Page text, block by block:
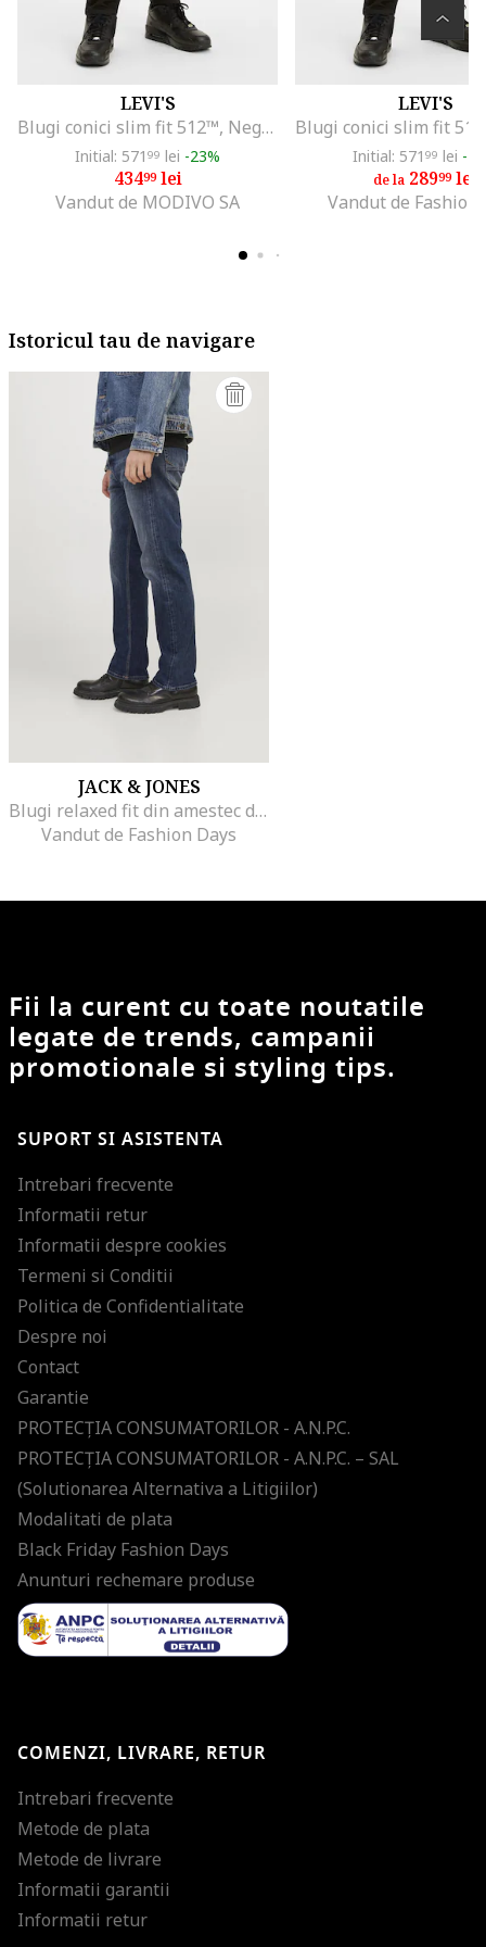
LEVI'S
Blugi conici slim fit 512™, Negru
Initial: 571 99 lei -23%
43499lei
Vandut de MODIVO SA
LEVI'S
Initial: 571 99 lei -
de la 28999lei
Vandut de Fashion
Istoricul tau de navigare
JACK & JONES
Blugi relaxed fit din amestec de bumbac organic, Albastru
Vandut de Fashion Days
Fii la curent cu toate noutatile
legate de trends, campanii
promotionale si styling tips.
SUPORT SI ASISTENTA
Intrebari frecvente
Informatii retur
Informatii despre cookies
Termeni si Conditii
Politica de Confidentialitate
Despre noi
Contact
Garantie
PROTECŢIA CONSUMATORILOR - A.N.P.C.
PROTECŢIA CONSUMATORILOR - A.N.P.C. – SAL
(Solutionarea Alternativa a Litigiilor)
Modalitati de plata
Black Friday Fashion Days
Anunturi rechemare produse
COMENZI, LIVRARE, RETUR
Intrebari frecvente
Metode de plata
Metode de livrare
Informatii garantii
Informatii retur